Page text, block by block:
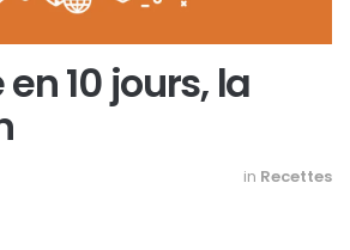
10 jours, la
in Recettes